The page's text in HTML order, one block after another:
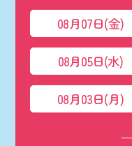
08月07日(金)
08月05日(水)
08月03日(月)